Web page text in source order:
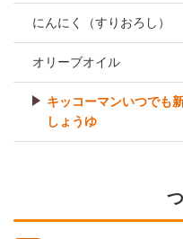
にんにく（すりおろし）
オリーブオイル
キッコーマンいつでも
しょうゆ